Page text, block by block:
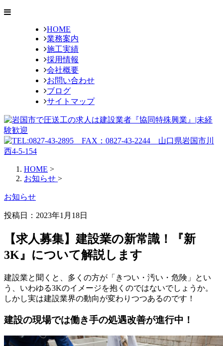
HOME
業務案内
施工実績
採用情報
会社概要
お問い合わせ
ブログ
サイトマップ
HOME >
お知らせ >
お知らせ
投稿日：2023年1月18日
【求人募集】建設業の新常識！『新
3K』について解説します
建設業と聞くと、多くの方が「きつい・汚い・危険」とい
う、いわゆる3Kのイメージを抱くのではないでしょうか。
しかし実は建設業界の動向が変わりつつあるのです！
建設の現場では働き手の処遇改善が進行中！